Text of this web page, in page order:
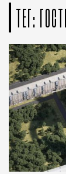
ТЕГ: